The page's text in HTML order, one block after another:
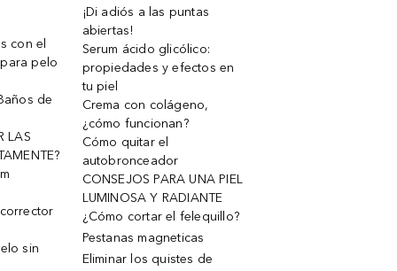
con el
pelo
de
LAS
sin
¡Di adiós a las puntas
abiertas!
Serum ácido glicólico:
propiedades y efectos en
tu piel
Crema con colágeno,
¿cómo funcionan?
Cómo quitar el
autobronceador
CONSEJOS PARA UNA PIEL
LUMINOSA Y RADIANTE
¿Cómo cortar el felequillo?
Pestanas magneticas
Eliminar los quistes de